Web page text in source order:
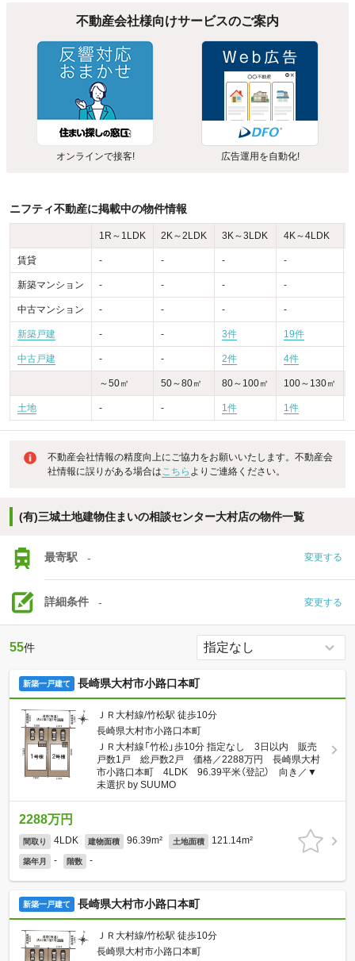
不動産会社様向けサービスのご案内
オンラインで接客! 広告運用を自動化!
ニフティ不動産に掲載中の物件情報
1R～1LDK 2K～2LDK 3K～3LDK 4K～4LDK
賃貸 - - - -
新築マンション - - - -
中古マンション - - - -
新築戸建 - - 3件 19件
中古戸建 - - 2件 4件
～50㎡ 50～80㎡ 80～100㎡ 100～130㎡
土地 - - 1件 1件
不動産会社情報の精度向上にご協力をお願いいたします。不動産会
社情報に誤りがある場合はこちら よりご連絡ください。
(有)三城土地建物住まいの相談センター大村店の物件一覧
最寄駅 - 変更する
詳細条件 - 変更する
55件
新築一戸建て 長崎県大村市小路口本町
ＪＲ大村線/竹松駅 徒歩10分
長崎県大村市小路口本町
ＪＲ大村線「竹松」歩10分 指定なし 3日以内 販売
戸数1戸 総戸数2戸 価格／2288万円 長崎県大村
市小路口本町 4LDK 96.39平米（登記） 向き／▼
未選択 by SUUMO
2288万円
間取り 4LDK 建物面積 96.39m² 土地面積 121.14m²
築年月 - 階数 -
新築一戸建て 長崎県大村市小路口本町
ＪＲ大村線/竹松駅 徒歩10分
長崎県大村市小路口本町